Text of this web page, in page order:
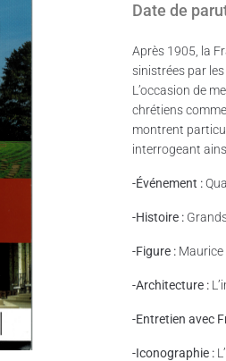
Date de
Après 1905, la
sinistrées par
L’occasion de
chrétiens
montrent
interrogeant
-Événement :
-Histoire :
-Figure : Maurice
-Architecture :
-Entretien avec
-Iconographie :